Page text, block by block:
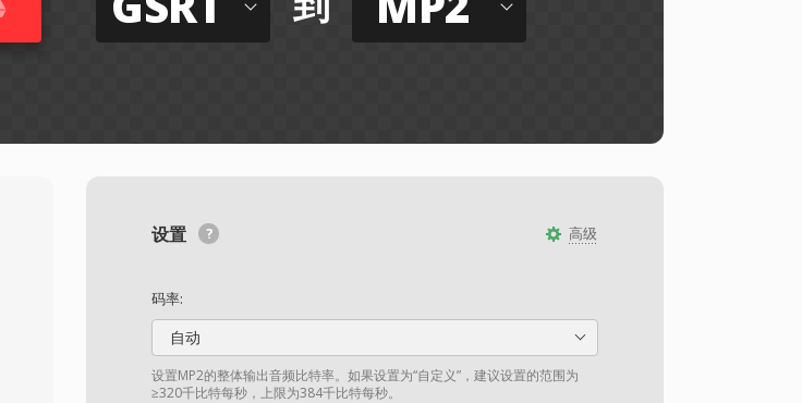
高级
设置
码率:
自动
设置MP2的整体输出音频比特率。如果设置为“自定义”，建议设置的范围为
≥320千比特每秒，上限为384千比特每秒。